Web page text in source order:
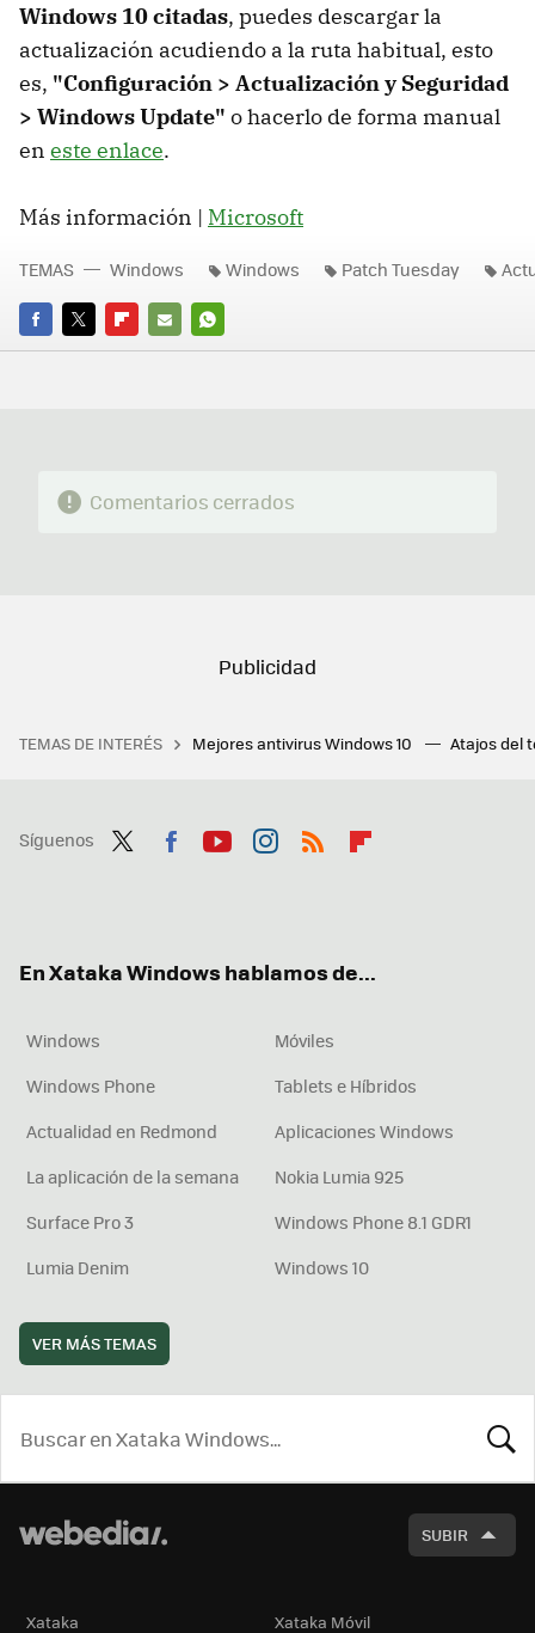
Windows 10 citadas, puedes descargar la
actualización acudiendo a la ruta habitual, esto
es, "Configuración > Actualización y Seguridad
> Windows Update" o hacerlo de forma manual
en este enlace.
Más información | Microsoft
FACEBOOK
TWITTERFLIPBOARD
E-
WHATSAPP
TEMAS Windows Windows Patch Tuesday
Comentarios cerrados
TEMAS DE INTERÉS Mejores antivirus Windows 10 Atajos del
Síguenos
En Xataka Windows hablamos de...
Windows
Móviles
Windows Phone
Tablets e Híbridos
Actualidad en Redmond
Aplicaciones Windows
La aplicación de la semana
Nokia Lumia 925
Surface Pro 3
Windows Phone 8.1 GDR1
Lumia Denim
Windows 10
VER MÁS TEMAS
SUBIR
Xataka Xataka Móvil